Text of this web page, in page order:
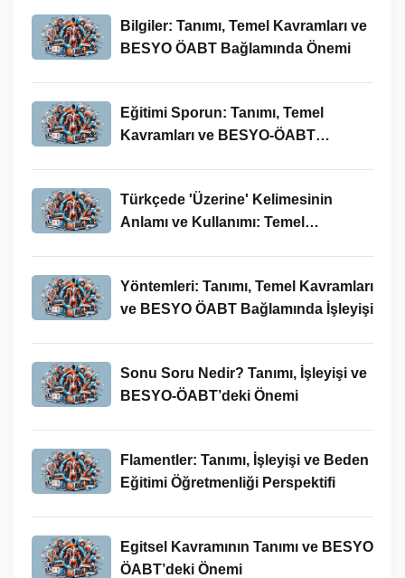
Bilgiler: Tanımı, Temel Kavramları ve
BESYO ÖABT Bağlamında Önemi
Eğitimi Sporun: Tanımı, Temel
Kavramları ve BESYO-ÖABT
Türkçede 'Üzerine' Kelimesinin
Anlamı ve Kullanımı: Temel
Yöntemleri: Tanımı, Temel Kavramları
ve BESYO ÖABT Bağlamında İşleyişi
Sonu Soru Nedir? Tanımı, İşleyişi ve
BESYO-ÖABT’deki Önemi
Flamentler: Tanımı, İşleyişi ve Beden
Eğitimi Öğretmenliği Perspektifi
Egitsel Kavramının Tanımı ve BESYO
ÖABT’deki Önemi